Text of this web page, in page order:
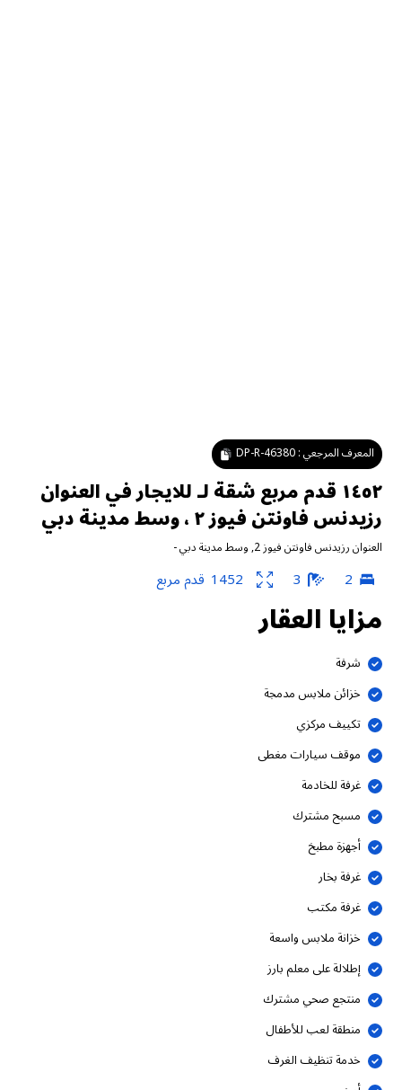
المعرف المرجعي :DP-R-46380
١٤٥٢ قدم مربع شقة لـ للايجار في العنوان
رزيدنس فاونتن فيوز ٢ ، وسط مدينة دبي
العنوان رزيدنس فاونتن فيوز 2 ,وسط مدينة دبي-
2
3
1452 قدم مربع
مزايا العقار
شرفة
خزائن ملابس مدمجة
تكييف مركزي
موقف سيارات مغطى
غرفة للخادمة
مسبح مشترك
أجهزة مطبخ
غرفة بخار
غرفة مكتب
خزانة ملابس واسعة
إطلالة على معلم بارز
منتجع صحي مشترك
منطقة لعب للأطفال
خدمة تنظيف الغرف